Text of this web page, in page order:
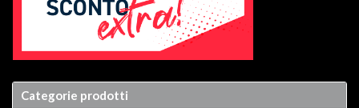
Categorie prodotti